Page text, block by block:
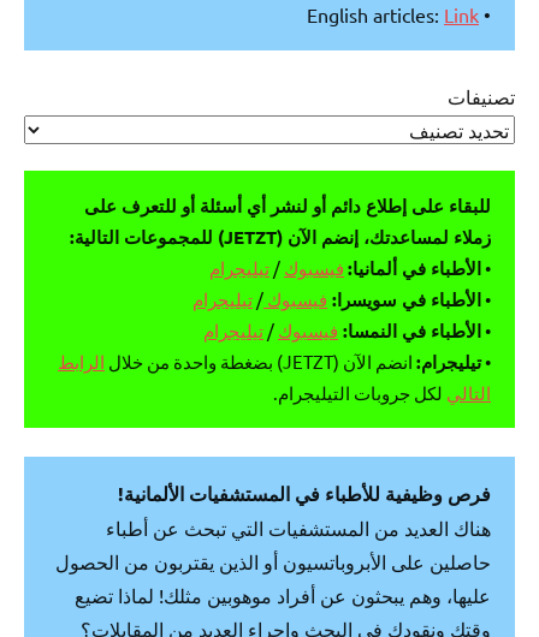
• English articles:
Link
تصنيفات
للبقاء على إطلاع دائم أو لنشر أي أسئلة أو للتعرف على
زملاء لمساعدتك، إنضم الآن (JETZT) للمجموعات التالية:
•الأطباء في ألمانيا: فيسبوك / تيليجرام
•الأطباء في سويسرا: فيسبوك / تيليجرام
•الأطباء في النمسا: فيسبوك / تيليجرام
•تيليجرام: انضم الآن (JETZT) بضغطة واحدة من خلال
الرابط
التالي لكل جروبات التيليجرام.
فرص وظيفية للأطباء في المستشفيات الألمانية!
هناك العديد من المستشفيات التي تبحث عن أطباء
حاصلين على الأبروباتسيون أو الذين يقتربون من الحصول
عليها، وهم يبحثون عن أفراد موهوبين مثلك! لماذا تضيع
وقتك ونقودك في البحث وإجراء العديد من المقابلات؟